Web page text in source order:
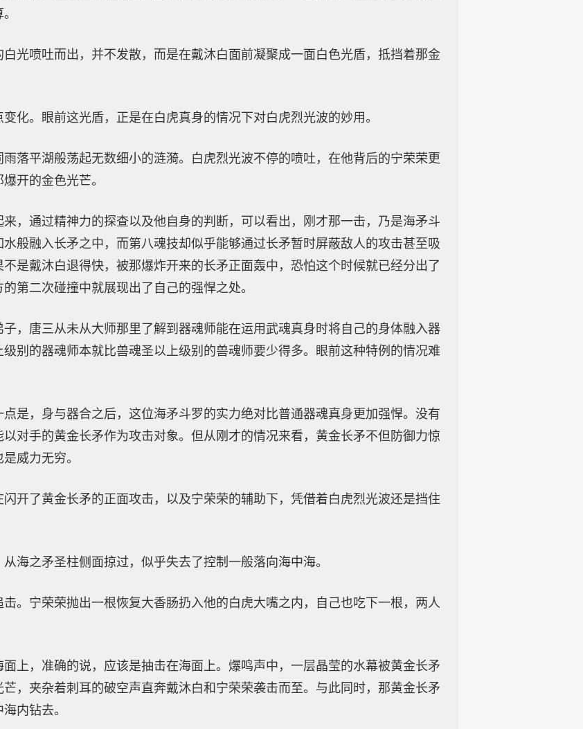
光喷吐而出，并不发散，而是在戴沐白面前凝聚成一面白色光盾，抵挡着那金
化。眼前这光盾，正是在白虎真身的情况下对白虎烈光波的妙用。
落平湖般荡起无数细小的涟漪。白虎烈光波不停的喷吐，在他背后的宁荣荣更
开的金色光芒。
，通过精神力的探查以及他自身的判断，可以看出，刚才那一击，乃是海矛斗
般融入长矛之中，而第八魂技却似乎能够通过长矛暂时屏蔽敌人的攻击甚至吸
是戴沐白退得快，被那爆炸开来的长矛正面轰中，恐怕这个时候就已经分出了
第二次碰撞中就展现出了自己的强悍之处。
，唐三从未从大师那里了解到器魂师能在运用武魂真身时将自己的身体融入器
别的器魂师本就比兽魂圣以上级别的兽魂师要少得多。眼前这种特例的情况难
是，身与器合之后，这位海矛斗罗的实力绝对比普通器魂真身更加强悍。没有
以对手的黄金长矛作为攻击对象。但从刚才的情况来看，黄金长矛不但防御力惊
威力无穷。
闪开了黄金长矛的正面攻击，以及宁荣荣的辅助下，凭借着白虎烈光波还是挡住
海之矛圣柱侧面掠过，似乎失去了控制一般落向海中海。
。宁荣荣抛出一根恢复大香肠扔入他的白虎大嘴之内，自己也吃下一根，两人
上，准确的说，应该是抽击在海面上。爆鸣声中，一层晶莹的水幕被黄金长矛
，夹杂着刺耳的破空声直奔戴沐白和宁荣荣袭击而至。与此同时，那黄金长矛
内钻去。